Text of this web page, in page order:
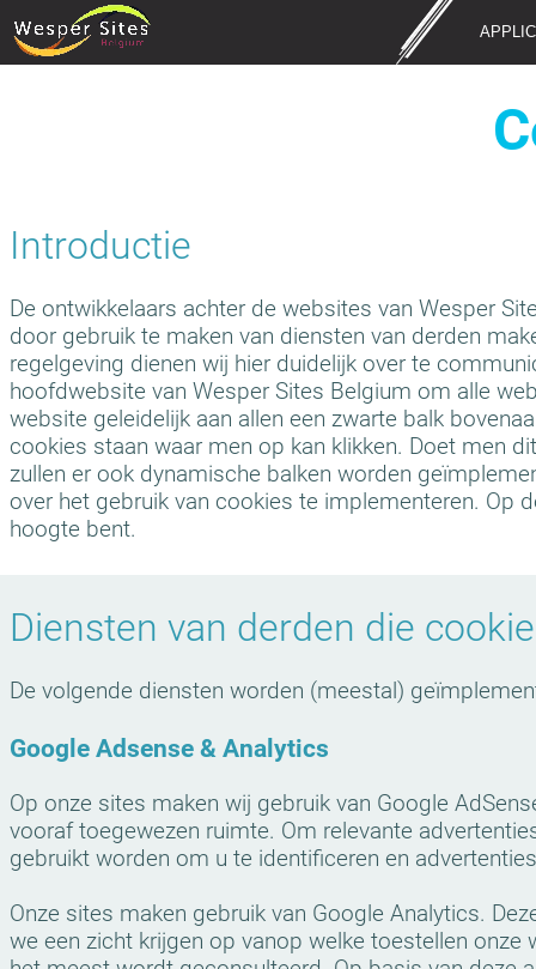
Introductie
De ontwikkelaars achter de websites van Wesper
door gebruik te maken van diensten van derden
regelgeving dienen wij hier duidelijk over te
hoofdwebsite van Wesper Sites Belgium om alle
website geleidelijk aan allen een zwarte balk
cookies staan waar men op kan klikken. Doet men
zullen er ook dynamische balken worden
over het gebruik van cookies te implementeren. Op
hoogte bent.
Diensten van derden die
De volgende diensten worden (meestal)
Google Adsense & Analytics
Op onze sites maken wij gebruik van Google
vooraf toegewezen ruimte. Om relevante
gebruikt worden om u te identificeren en
Onze sites maken gebruik van Google Analytics.
we een zicht krijgen op vanop welke toestellen